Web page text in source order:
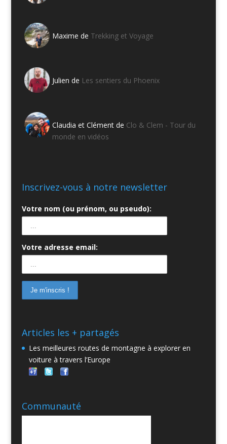
Maxime de Trekking et Voyage
Julien de Les sentiers du Phoenix
Claudia et Clément de Clo & Clem - Tour du
monde en vidéos
Inscrivez-vous à notre newsletter
Votre nom (ou prénom, ou pseudo):
Votre adresse email:
Articles les + partagés
Les meilleures routes de montagne à explorer en
voiture à travers l’Europe
Communauté